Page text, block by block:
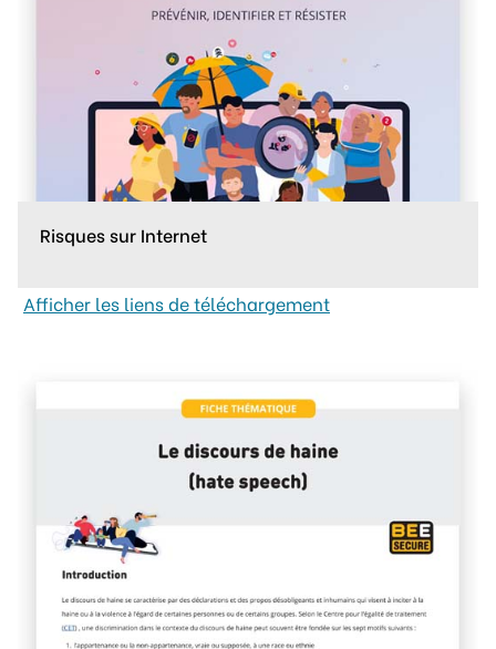
Risques sur Internet
Afficher les liens de téléchargement